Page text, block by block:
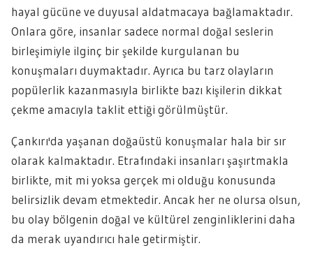
hayal gücüne ve duyusal aldatmacaya bağlamaktadır.
Onlara göre, insanlar sadece normal doğal seslerin
birleşimiyle ilginç bir şekilde kurgulanan bu
konuşmaları duymaktadır. Ayrıca bu tarz olayların
popülerlik kazanmasıyla birlikte bazı kişilerin dikkat
çekme amacıyla taklit ettiği görülmüştür.
Çankırı'da yaşanan doğaüstü konuşmalar hala bir sır
olarak kalmaktadır. Etrafındaki insanları şaşırtmakla
birlikte, mit mi yoksa gerçek mi olduğu konusunda
belirsizlik devam etmektedir. Ancak her ne olursa olsun,
bu olay bölgenin doğal ve kültürel zenginliklerini daha
da merak uyandırıcı hale getirmiştir.